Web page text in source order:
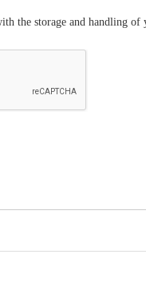
the storage and handling of